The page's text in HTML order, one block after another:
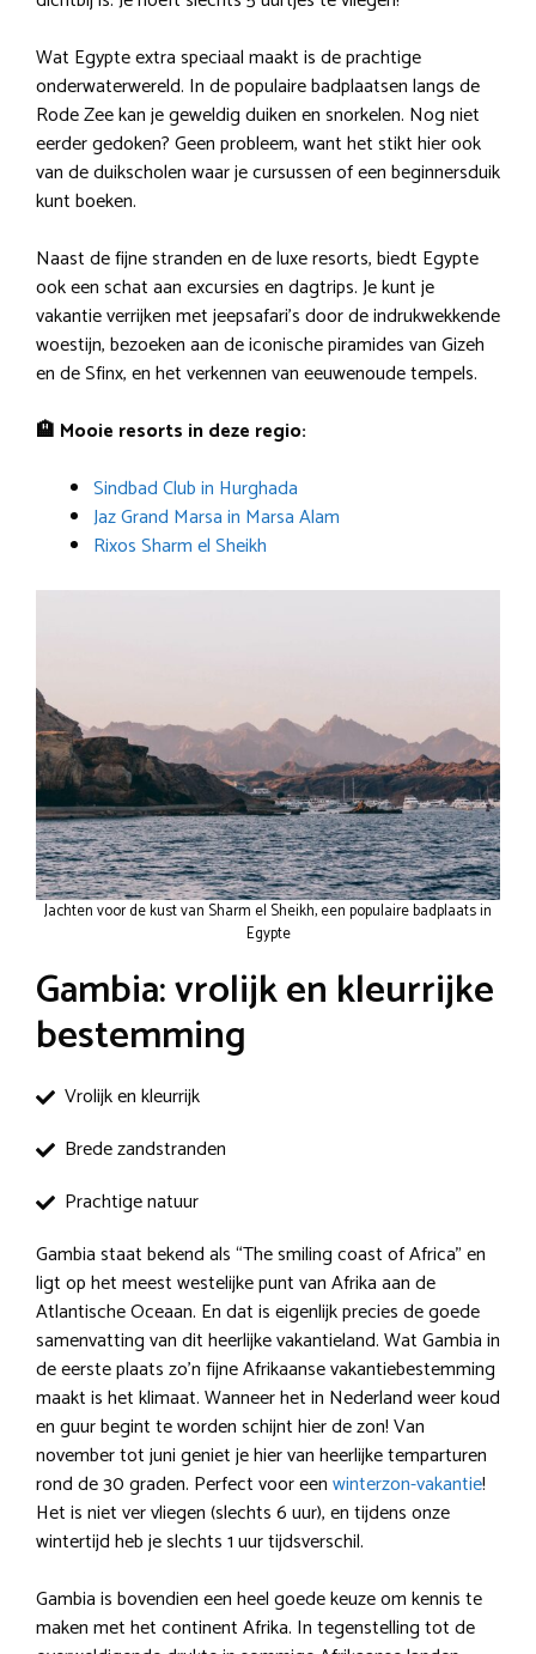
Wat Egypte extra speciaal maakt is de prachtige
onderwaterwereld. In de populaire badplaatsen langs de
Rode Zee kan je geweldig duiken en snorkelen. Nog niet
eerder gedoken? Geen probleem, want het stikt hier ook
van de duikscholen waar je cursussen of een beginnersduik
kunt boeken.
Naast de fijne stranden en de luxe resorts, biedt Egypte
ook een schat aan excursies en dagtrips. Je kunt je
vakantie verrijken met jeepsafari’s door de indrukwekkende
woestijn, bezoeken aan de iconische piramides van Gizeh
en de Sfinx, en het verkennen van eeuwenoude tempels.
🏨 Mooie resorts in deze regio:
Sindbad Club in Hurghada
Jaz Grand Marsa in Marsa Alam
Rixos Sharm el Sheikh
Jachten voor de kust van Sharm el Sheikh, een populaire badplaats in
Egypte
Gambia: vrolijk en kleurrijke
bestemming
Vrolijk en kleurrijk
Brede zandstranden
Prachtige natuur
Gambia staat bekend als “The smiling coast of Africa” en
ligt op het meest westelijke punt van Afrika aan de
Atlantische Oceaan. En dat is eigenlijk precies de goede
samenvatting van dit heerlijke vakantieland. Wat Gambia in
de eerste plaats zo’n fijne Afrikaanse vakantiebestemming
maakt is het klimaat. Wanneer het in Nederland weer koud
en guur begint te worden schijnt hier de zon! Van
november tot juni geniet je hier van heerlijke temparturen
rond de 30 graden. Perfect voor eenwinterzon-vakantie!
Het is niet ver vliegen (slechts 6 uur), en tijdens onze
wintertijd heb je slechts 1 uur tijdsverschil.
Gambia is bovendien een heel goede keuze om kennis te
maken met het continent Afrika. In tegenstelling tot de